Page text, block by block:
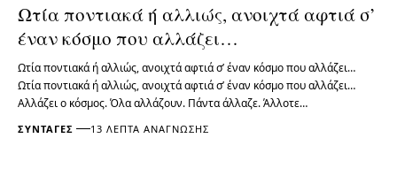
Ωτία ποντιακά ή αλλιώς, ανοιχτά αφτιά σ’
έναν κόσμο που αλλάζει…
Ωτία ποντιακά ή αλλιώς, ανοιχτά αφτιά σ’ έναν κόσμο που αλλάζει…
Ωτία ποντιακά ή αλλιώς, ανοιχτά αφτιά σ’ έναν κόσμο που αλλάζει…
Αλλάζει ο κόσμος. Όλα αλλάζουν. Πάντα άλλαζε. Άλλοτε…
ΣΥΝΤΑΓΈΣ 13 ΛΕΠΤΆ ΑΝΆΓΝΩΣΗΣ